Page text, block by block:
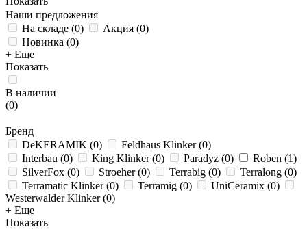
Наши предложения
На складе (0) Акция (0)
Новинка (0)
+ Еще
Показать
В наличии
(0)
Бренд
DeKERAMIK (0) Feldhaus Klinker(0)
Interbau (0) King Klinker(0) Paradyz (0) Roben (1)
SilverFox (0) Stroeher(0) Terrabig (0) Terralong (0)
Terramatic Klinker(0) Terramig (0) UniCeramix (0)
Westerwalder Klinker(0)
+ Еще
Показать